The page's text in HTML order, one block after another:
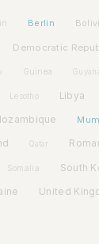
Berlin
Democratic
Guinea
Lesotho Libya
Qatar
Somalia South
United